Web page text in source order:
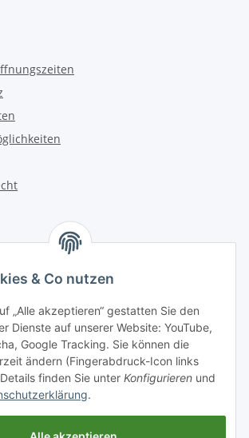
& Co nutzen
„Alle akzeptieren“ gestatten Sie den
Dienste auf unserer Website: YouTube,
Google Tracking. Sie können die
ändern (Fingerabdruck-Icon links
finden Sie unter Konfigurieren und
.
(0) 6162 5554
5220
Stein-Straße 4